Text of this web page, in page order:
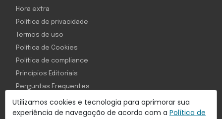
Utilizamos cookies e tecnologia para aprimorar sua
experiência de navegação de acordo com a Política de
Hora extra
Política de privacidade
Termos de uso
Política de Cookies
Política de compliance
Princípios Editoriais
Perguntas Frequentes